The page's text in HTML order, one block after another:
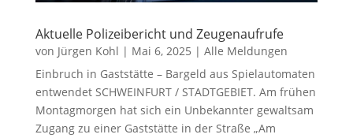
Aktuelle Polizeibericht und Zeugenaufrufe
von Jürgen Kohl | Mai 6, 2025 | Alle Meldungen
Einbruch in Gaststätte – Bargeld aus Spielautomaten
entwendet SCHWEINFURT / STADTGEBIET. Am frühen
Montagmorgen hat sich ein Unbekannter gewaltsam
Zugang zu einer Gaststätte in der Straße „Am